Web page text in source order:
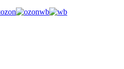
ozon wb